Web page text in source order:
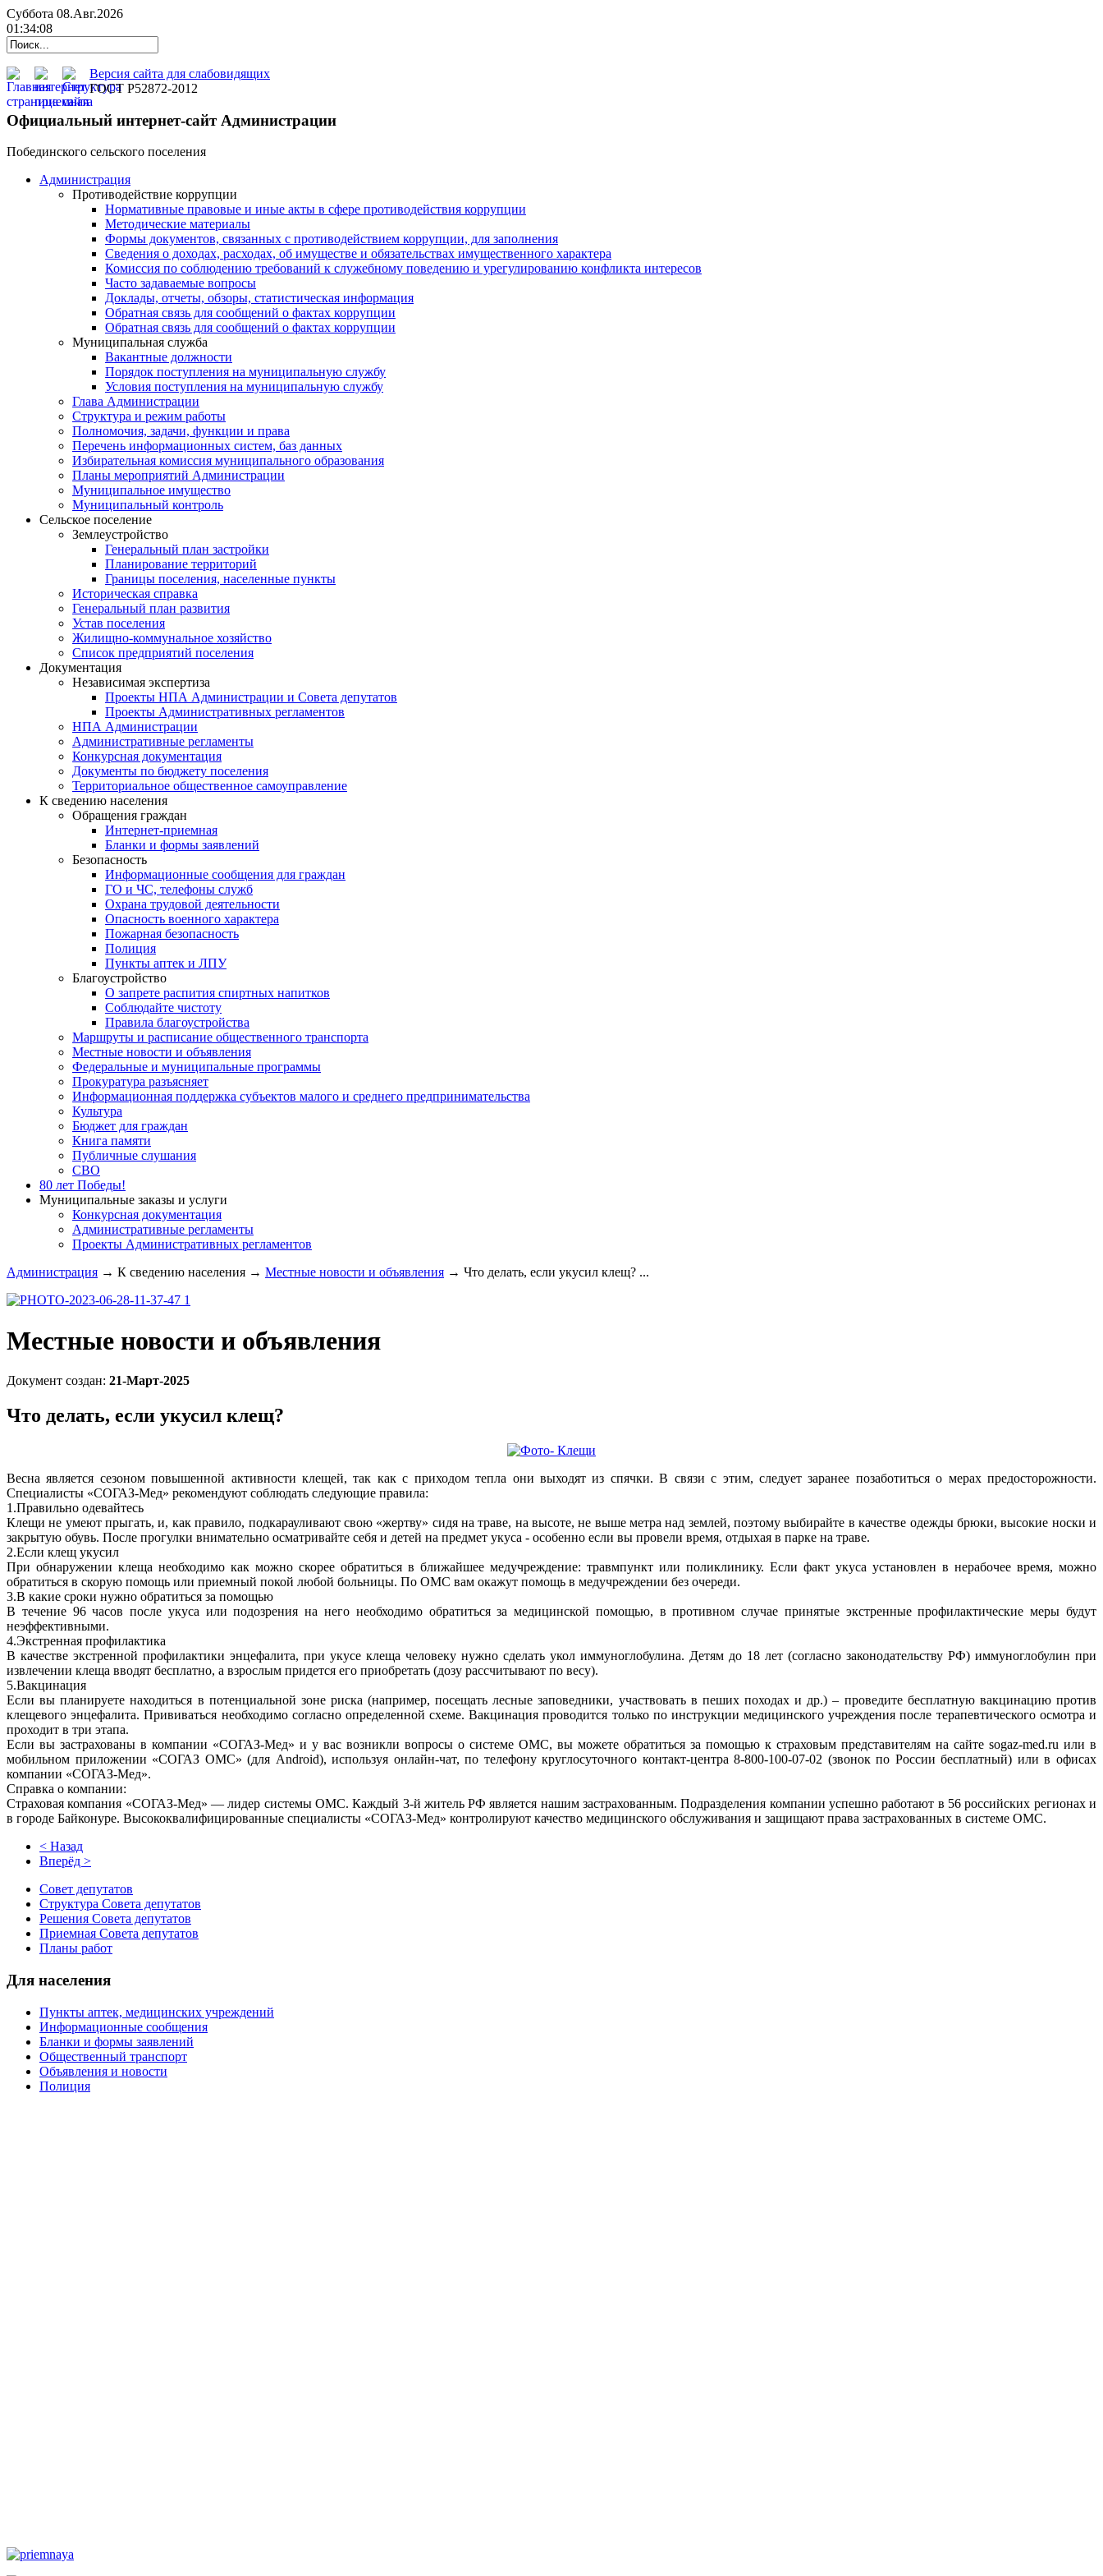
Суббота 08.Авг.2026
01:34:09
Версия сайта для слабовидящих
ГОСТ Р52872-2012
Официальный интернет-сайт Администрации
Побединского сельского поселения
Администрация
Противодействие коррупции
Нормативные правовые и иные акты в сфере противодействия коррупции
Методические материалы
Формы документов, связанных с противодействием коррупции, для заполнения
Сведения о доходах, расходах, об имуществе и обязательствах имущественного характера
Комиссия по соблюдению требований к служебному поведению и урегулированию конфликта интересов
Часто задаваемые вопросы
Доклады, отчеты, обзоры, статистическая информация
Обратная связь для сообщений о фактах коррупции
Обратная связь для сообщений о фактах коррупции
Муниципальная служба
Вакантные должности
Порядок поступления на муниципальную службу
Условия поступления на муниципальную службу
Глава Администрации
Структура и режим работы
Полномочия, задачи, функции и права
Перечень информационных систем, баз данных
Избирательная комиссия муниципального образования
Планы мероприятий Администрации
Муниципальное имущество
Муниципальный контроль
Сельское поселение
Землеустройство
Генеральный план застройки
Планирование территорий
Границы поселения, населенные пункты
Историческая справка
Генеральный план развития
Устав поселения
Жилищно-коммунальное хозяйство
Список предприятий поселения
Документация
Независимая экспертиза
Проекты НПА Администрации и Совета депутатов
Проекты Административных регламентов
НПА Администрации
Административные регламенты
Конкурсная документация
Документы по бюджету поселения
Территориальное общественное самоуправление
К сведению населения
Обращения граждан
Интернет-приемная
Бланки и формы заявлений
Безопасность
Информационные сообщения для граждан
ГО и ЧС, телефоны служб
Охрана трудовой деятельности
Опасность военного характера
Пожарная безопасность
Полиция
Пункты аптек и ЛПУ
Благоустройство
О запрете распития спиртных напитков
Соблюдайте чистоту
Правила благоустройства
Маршруты и расписание общественного транспорта
Местные новости и объявления
Федеральные и муниципальные программы
Прокуратура разъясняет
Информационная поддержка субъектов малого и среднего предпринимательства
Культура
Бюджет для граждан
Книга памяти
Публичные слушания
СВО
80 лет Победы!
Муниципальные заказы и услуги
Конкурсная документация
Административные регламенты
Проекты Административных регламентов
Администрация → К сведению населения → Местные новости и объявления → Что делать, если укусил клещ? ...
Местные новости и объявления
Документ создан: 21-Март-2025
Что делать, если укусил клещ?
Весна является сезоном повышенной активности клещей, так как с приходом тепла они выходят из спячки. В связи с этим, следует заранее позаботиться о мерах предосторожности.
Специалисты «СОГАЗ-Мед» рекомендуют соблюдать следующие правила:
1.Правильно одевайтесь
Клещи не умеют прыгать, и, как правило, подкарауливают свою «жертву» сидя на траве, на высоте, не выше метра над землей, поэтому выбирайте в качестве одежды брюки, высокие носки и
закрытую обувь. После прогулки внимательно осматривайте себя и детей на предмет укуса - особенно если вы провели время, отдыхая в парке на траве.
2.Если клещ укусил
При обнаружении клеща необходимо как можно скорее обратиться в ближайшее медучреждение: травмпункт или поликлинику. Если факт укуса установлен в нерабочее время, можно
обратиться в скорую помощь или приемный покой любой больницы. По ОМС вам окажут помощь в медучреждении без очереди.
3.В какие сроки нужно обратиться за помощью
В течение 96 часов после укуса или подозрения на него необходимо обратиться за медицинской помощью, в противном случае принятые экстренные профилактические меры будут
неэффективными.
4.Экстренная профилактика
В качестве экстренной профилактики энцефалита, при укусе клеща человеку нужно сделать укол иммуноглобулина. Детям до 18 лет (согласно законодательству РФ) иммуноглобулин при
извлечении клеща вводят бесплатно, а взрослым придется его приобретать (дозу рассчитывают по весу).
5.Вакцинация
Если вы планируете находиться в потенциальной зоне риска (например, посещать лесные заповедники, участвовать в пеших походах и др.) – проведите бесплатную вакцинацию против
клещевого энцефалита. Прививаться необходимо согласно определенной схеме. Вакцинация проводится только по инструкции медицинского учреждения после терапевтического осмотра и
проходит в три этапа.
Если вы застрахованы в компании «СОГАЗ-Мед» и у вас возникли вопросы о системе ОМС, вы можете обратиться за помощью к страховым представителям на сайте sogaz-med.ru или в
мобильном приложении «СОГАЗ ОМС» (для Android), используя онлайн-чат, по телефону круглосуточного контакт-центра 8-800-100-07-02 (звонок по России бесплатный) или в офисах
компании «СОГАЗ-Мед».
Справка о компании:
Страховая компания «СОГАЗ-Мед» — лидер системы ОМС. Каждый 3-й житель РФ является нашим застрахованным. Подразделения компании успешно работают в 56 российских регионах и
в городе Байконуре. Высококвалифицированные специалисты «СОГАЗ-Мед» контролируют качество медицинского обслуживания и защищают права застрахованных в системе ОМС.
< Назад
Вперёд >
Совет депутатов
Структура Совета депутатов
Решения Совета депутатов
Приемная Совета депутатов
Планы работ
Для населения
Пункты аптек, медицинских учреждений
Информационные сообщения
Бланки и формы заявлений
Общественный транспорт
Объявления и новости
Полиция